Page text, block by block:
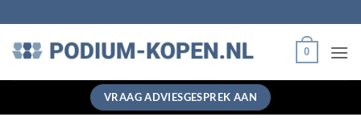
naar
inhoud
0
VRAAG ADVIESGESPREK AAN